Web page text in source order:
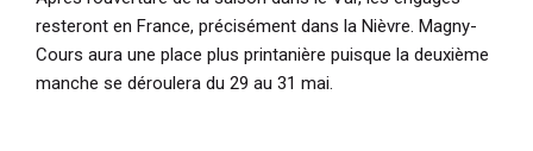
resteront en France, précisément dans la Nièvre. Magny-
Cours aura une place plus printanière puisque la deuxième
manche se déroulera du 29 au 31 mai.